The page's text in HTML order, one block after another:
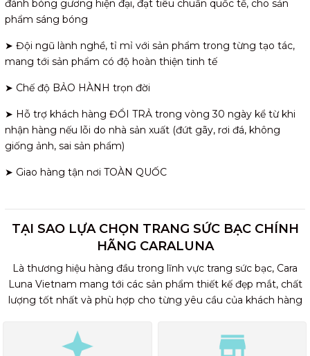
đánh bóng gương hiện đại, đạt tiêu chuẩn quốc tế, cho sản
phẩm sáng bóng
➤ Đội ngũ lành nghề, tỉ mỉ với sản phẩm trong từng tạo tác,
mang tới sản phẩm có độ hoàn thiện tinh tế
➤ Chế độ BẢO HÀNH trọn đời
➤ Hỗ trợ khách hàng ĐỔI TRẢ trong vòng 30 ngày kể từ khi
nhận hàng nếu lỗi do nhà sản xuất (đứt gãy, rơi đá, không
giống ảnh, sai sản phẩm)
➤ Giao hàng tận nơi TOÀN QUỐC
TẠI SAO LỰA CHỌN TRANG SỨC BẠC CHÍNH
HÃNG CARALUNA
Là thương hiệu hàng đầu trong lĩnh vực trang sức bạc, Cara
Luna Vietnam mang tới các sản phẩm thiết kế đẹp mắt, chất
lượng tốt nhất và phù hợp cho từng yêu cầu của khách hàng